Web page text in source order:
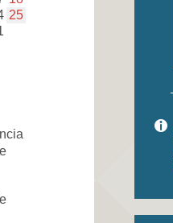
25